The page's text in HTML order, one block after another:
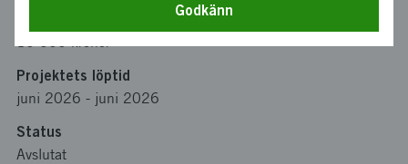
15 000 kronor
Projektets löptid
juni 2026 - juni 2026
Status
Avslutat
Godkänn